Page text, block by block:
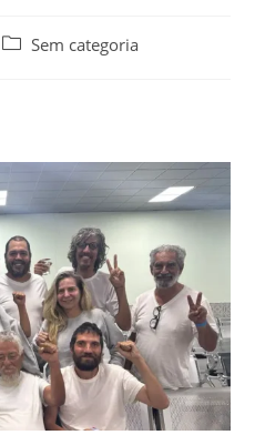
Sem categoria